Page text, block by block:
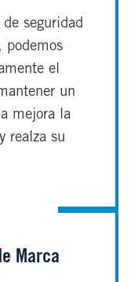
seguridad
podemos
el
un
mejora la
realza su
Marca